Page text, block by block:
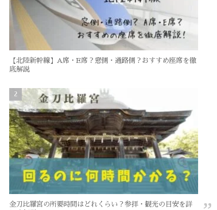
【北陸新幹線】A席・E席？窓側・通路側？おすすめ座席を徹
底解説
金刀比羅宮の所要時間はどれくらい？参拝・観光の目安を詳